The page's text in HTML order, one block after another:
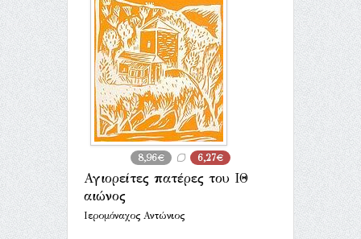
8,96€ 6,27€
Αγιορείτες πατέρες του ΙΘ
αιώνος
Ιερομόναχος Αντώνιος